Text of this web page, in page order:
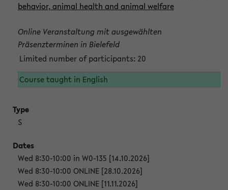
behavior, animal health and animal welfare
Online Veranstaltung mit ausgewählten
Präsenzterminen in Bielefeld
Limited number of participants: 20
Course taught in English
S
Wed 8:30-10:00 in W0-135 [14.10.2026]
Wed 8:30-10:00 ONLINE [28.10.2026]
Wed 8:30-10:00 ONLINE [11.11.2026]